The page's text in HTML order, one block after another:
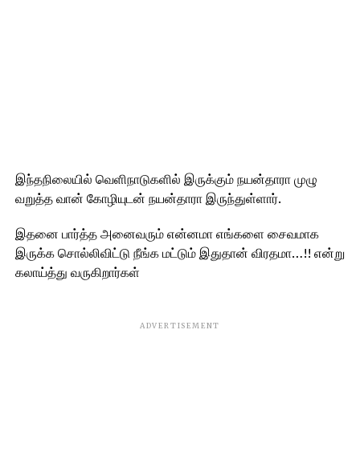
இந்தநிலையில் வெளிநாடுகளில் இருக்கும் நயன்தாரா முழு
வறுத்த வான் கோழியுடன் நயன்தாரா இருந்துள்ளார்.
இதனை பார்த்த அனைவரும் என்னமா எங்களை சைவமாக
இருக்க சொல்லிவிட்டு நீங்க மட்டும் இதுதான் விரதமா…!! என்று
கலாய்த்து வருகிறார்கள்
ADVERTISEMENT